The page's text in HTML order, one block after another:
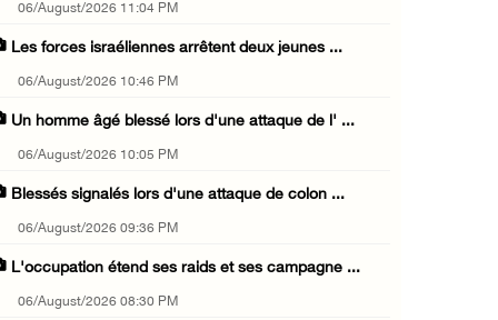
06/August/2026 11:04 PM
Les forces israéliennes arrêtent deux jeunes ...
06/August/2026 10:46 PM
Un homme âgé blessé lors d'une attaque de l' ...
06/August/2026 10:05 PM
Blessés signalés lors d'une attaque de colon ...
06/August/2026 09:36 PM
L'occupation étend ses raids et ses campagne ...
06/August/2026 08:30 PM